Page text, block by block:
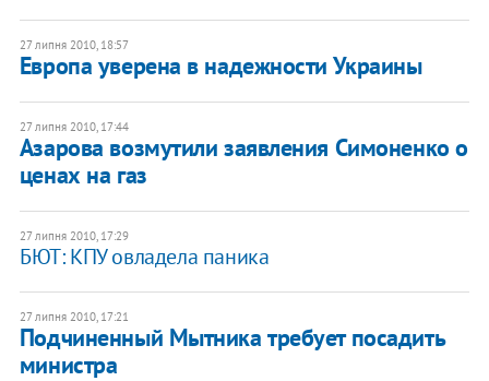
27 липня 2010, 18:57
Европа уверена в надежности Украины
27 липня 2010, 17:44
Азарова возмутили заявления Симоненко о
ценах на газ
27 липня 2010, 17:29
БЮТ: КПУ овладела паника
27 липня 2010, 17:21
Подчиненный Мытника требует посадить
министра